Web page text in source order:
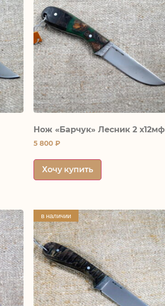
Нож «Барчук» Лесник 2 х12мф
5 800₽
Хочу купить
в наличии